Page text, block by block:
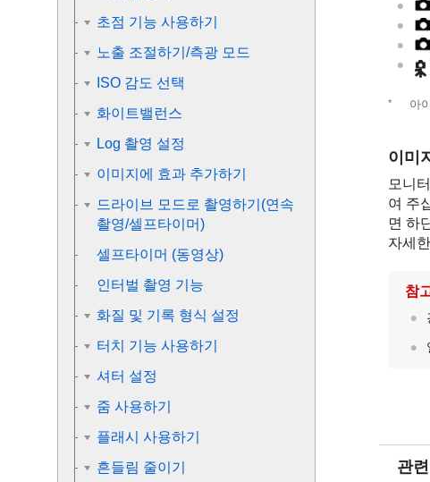
* 아
이미
모니
여 주
면 하
자세
참
관
초점 기능 사용하기
노출 조절하기/측광 모드
ISO 감도 선택
화이트밸런스
Log 촬영 설정
이미지에 효과 추가하기
드라이브 모드로 촬영하기(연속
촬영/셀프타이머)
셀프타이머 (동영상)
인터벌 촬영 기능
화질 및 기록 형식 설정
터치 기능 사용하기
셔터 설정
줌 사용하기
플래시 사용하기
흔들림 줄이기